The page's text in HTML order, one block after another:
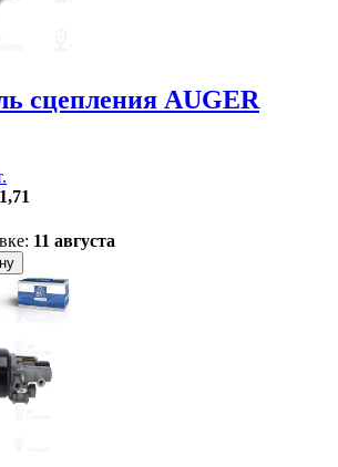
сцепления AUGER
1,71
11 августа